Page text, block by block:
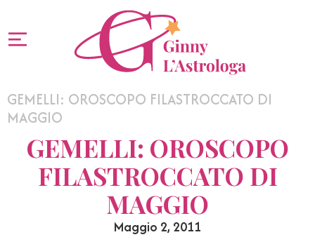
GEMELLI: OROSCOPO FILASTROCCATO DI
MAGGIO
GEMELLI: OROSCOPO
FILASTROCCATO DI
MAGGIO
Maggio 2, 2011